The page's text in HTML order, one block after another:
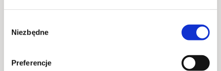
zgody
Niezbędne
Preferencje